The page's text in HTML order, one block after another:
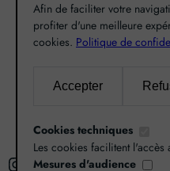
nos terroirs.
c
Instagram X
Afin de faciliter votre
profiter d'une meilleure
cookies. Politique de
Accepter
Cookies techniques
Les cookies facilitent l'accès
Mesures d'audience